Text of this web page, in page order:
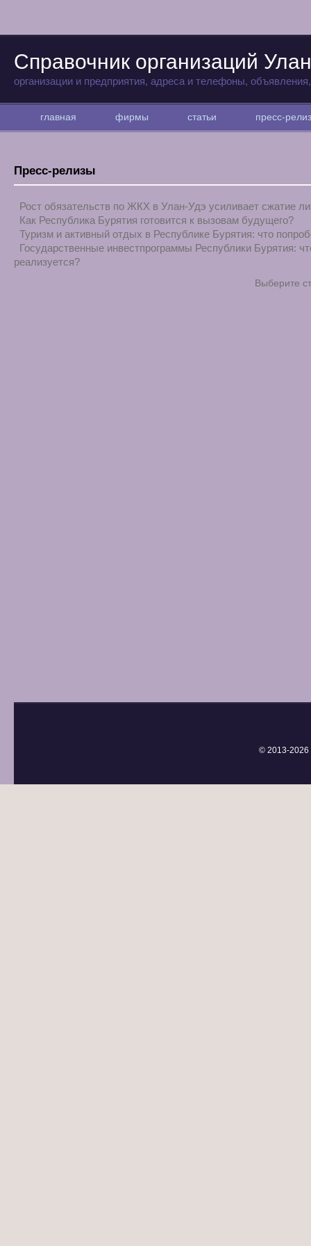
Справочник организаций
организации и предприятия, адреса и телефоны,
главная фирмы статьи пресс-
Пресс-релизы
Рост обязательств по ЖКХ в Улан-Удэ усиливает сжатие
Как Республика Бурятия готовится к вызовам будущего?
Туризм и активный отдых в Республике Бурятия: что
Государственные инвестпрограммы Республики Бурятия:
реализуется?
Выберите
© 2013-2026